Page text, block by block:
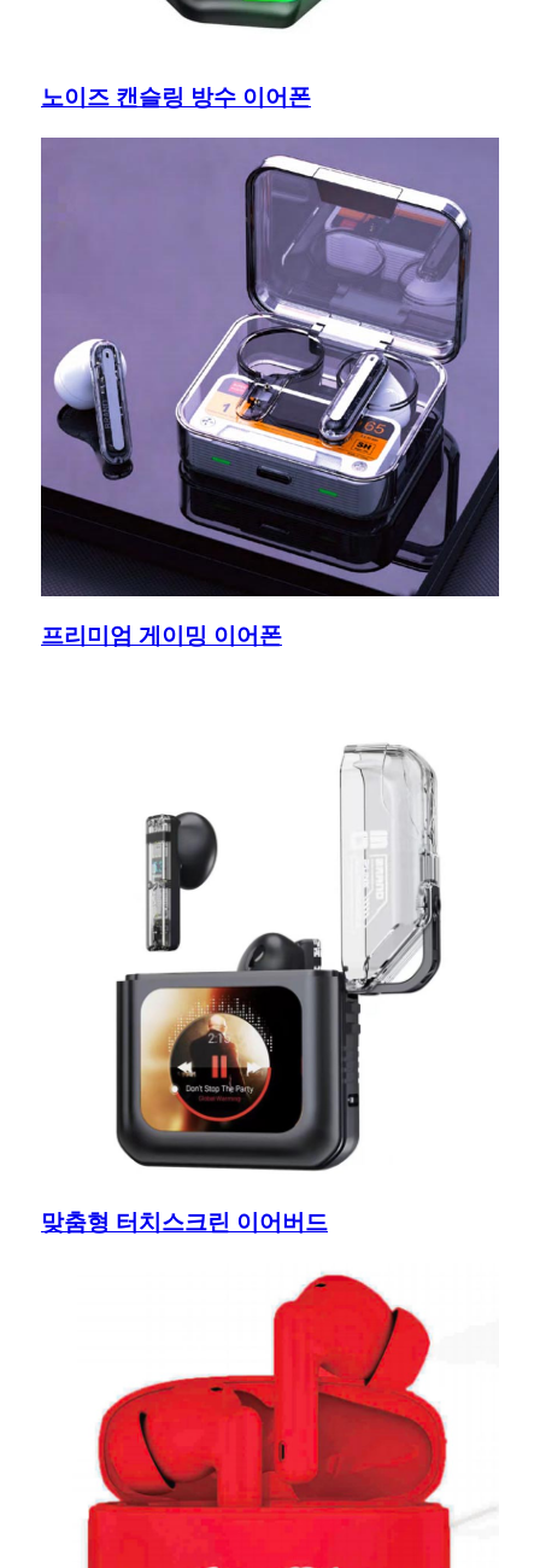
노이즈 캔슬링 방수 이어폰
프리미엄 게이밍 이어폰
맞춤형 터치스크린 이어버드